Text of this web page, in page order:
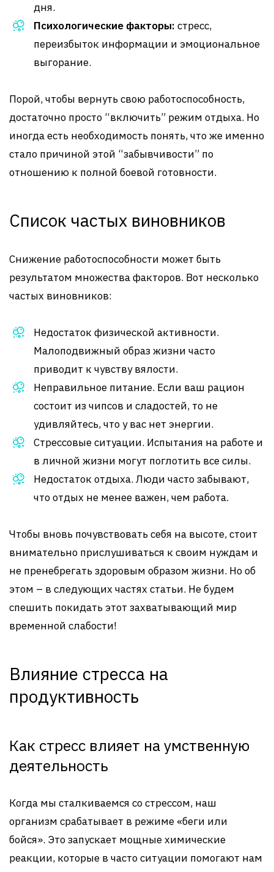
дня.
Психологические факторы: стресс,
переизбыток информации и эмоциональное
выгорание.
Порой, чтобы вернуть свою работоспособность,
достаточно просто “включить” режим отдыха. Но
иногда есть необходимость понять, что же именно
стало причиной этой “забывчивости” по
отношению к полной боевой готовности.
Список частых виновников
Снижение работоспособности может быть
результатом множества факторов. Вот несколько
частых виновников:
Недостаток физической активности.
Малоподвижный образ жизни часто
приводит к чувству вялости.
Неправильное питание. Если ваш рацион
состоит из чипсов и сладостей, то не
удивляйтесь, что у вас нет энергии.
Стрессовые ситуации. Испытания на работе и
в личной жизни могут поглотить все силы.
Недостаток отдыха. Люди часто забывают,
что отдых не менее важен, чем работа.
Чтобы вновь почувствовать себя на высоте, стоит
внимательно прислушиваться к своим нуждам и
не пренебрегать здоровым образом жизни. Но об
этом – в следующих частях статьи. Не будем
спешить покидать этот захватывающий мир
временной слабости!
Влияние стресса на
продуктивность
Как стресс влияет на умственную
деятельность
Когда мы сталкиваемся со стрессом, наш
организм срабатывает в режиме «беги или
бойся». Это запускает мощные химические
реакции, которые в часто ситуации помогают нам